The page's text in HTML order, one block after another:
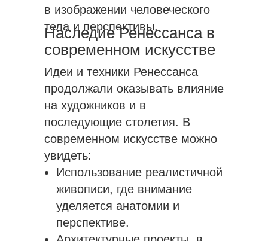
Наследие Ренессанса в
современном искусстве
Идеи и техники Ренессанса
продолжали оказывать влияние
на художников и в
последующие столетия. В
современном искусстве можно
увидеть:
Использование реалистичной
живописи, где внимание
уделяется анатомии и
перспективе.
в изображении человеческого
тела и перспективы.